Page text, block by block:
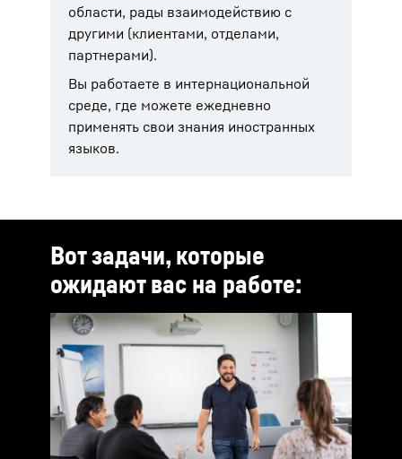
области, рады взаимодействию с
другими (клиентами, отделами,
партнерами).
Вы работаете в интернациональной
среде, где можете ежедневно
применять свои знания иностранных
языков.
Вот задачи, которые
ожидают вас на работе: